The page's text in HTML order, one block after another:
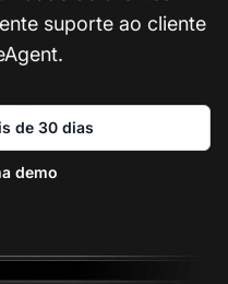
suporte ao cliente
de 30 dias
demo